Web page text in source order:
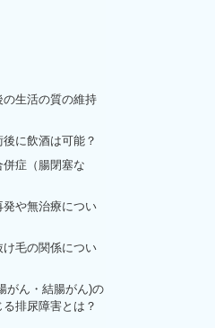
の生活の質の維持
に飲酒は可能？
併症（腸閉塞な
発や無治療につい
け毛の関係につい
がん・結腸がん)の
排尿障害とは？